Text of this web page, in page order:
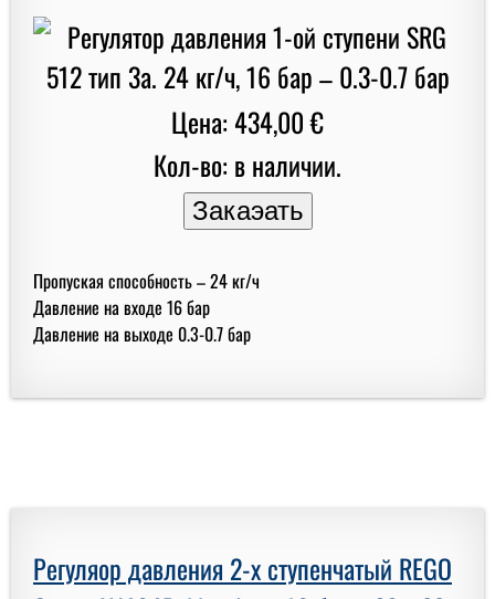
Цена: 434,00 €
Кол-во: в наличии.
Пропуская способность – 24 кг/ч
Давление на входе 16 бар
Давление на выходе 0.3-0.7 бар
Регуляор давления 2-х ступенчатый REGO